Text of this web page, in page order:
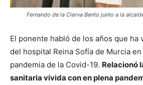
Fernando de la Cierva Bento junto a la
El ponente habló de los años que
del hospital Reina Sofía de Murcia
pandemia de la Covid-19. Relacionó
sanitaria vivida con en plena